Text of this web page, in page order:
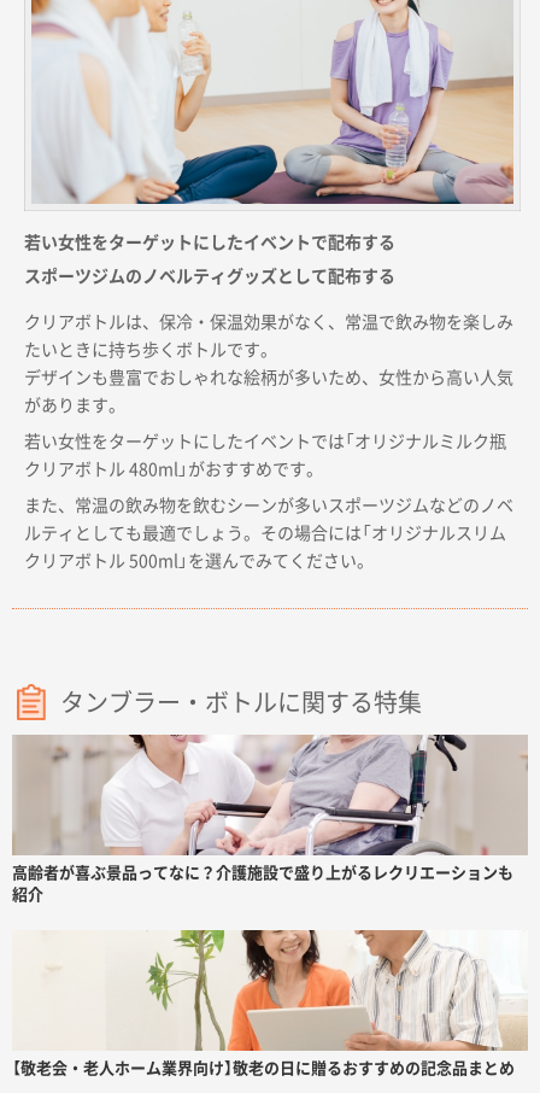
若い女性をターゲットにしたイベントで配布する
スポーツジムのノベルティグッズとして配布する
クリアボトルは、保冷・保温効果がなく、常温で飲み物を楽しみ
たいときに持ち歩くボトルです。
デザインも豊富でおしゃれな絵柄が多いため、女性から高い人気
があります。
若い女性をターゲットにしたイベントでは「オリジナルミルク瓶
クリアボトル 480ml」がおすすめです。
また、常温の飲み物を飲むシーンが多いスポーツジムなどのノベ
ルティとしても最適でしょう。その場合には「オリジナルスリム
クリアボトル 500ml」を選んでみてください。
タンブラー・ボトルに関する特集
高齢者が喜ぶ景品ってなに？介護施設で盛り上がるレクリエーションも
紹介
【敬老会・老人ホーム業界向け】敬老の日に贈るおすすめの記念品まとめ